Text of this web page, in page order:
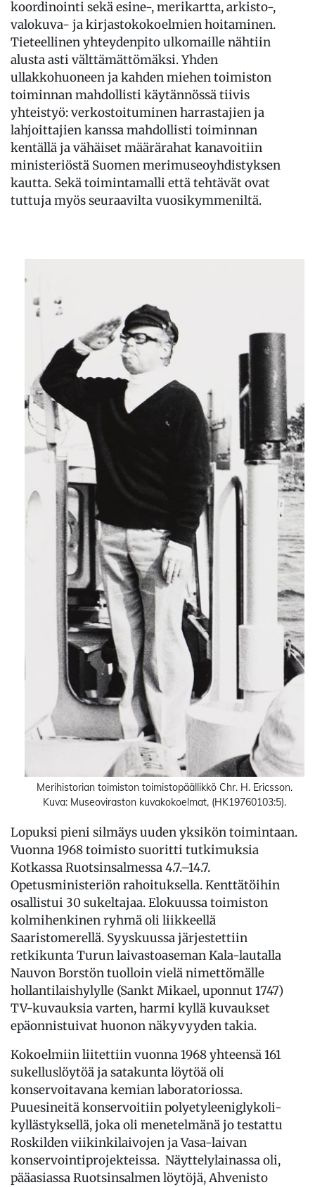
koordinointi sekä esine-, merikartta, arkisto-,
valokuva- ja kirjastokokoelmien hoitaminen.
Tieteellinen yhteydenpito ulkomaille nähtiin
alusta asti välttämättömäksi. Yhden
ullakkohuoneen ja kahden miehen toimiston
toiminnan mahdollisti käytännössä tiivis
yhteistyö: verkostoituminen harrastajien ja
lahjoittajien kanssa mahdollisti toiminnan
kentällä ja vähäiset määrärahat kanavoitiin
ministeriöstä Suomen merimuseoyhdistyksen
kautta. Sekä toimintamalli että tehtävät ovat
tuttuja myös seuraavilta vuosikymmeniltä.
Merihistorian toimiston toimistopäällikkö Chr. H. Ericsson.
Kuva: Museoviraston kuvakokoelmat, (HK19760103:5).
Lopuksi pieni silmäys uuden yksikön toimintaan.
Vuonna 1968 toimisto suoritti tutkimuksia
Kotkassa Ruotsinsalmessa 4.7.–14.7.
Opetusministeriön rahoituksella. Kenttätöihin
osallistui 30 sukeltajaa. Elokuussa toimiston
kolmihenkinen ryhmä oli liikkeellä
Saaristomerellä. Syyskuussa järjestettiin
retkikunta Turun laivastoaseman Kala-lautalla
Nauvon Borstön tuolloin vielä nimettömälle
hollantilaishylylle (Sankt Mikael, uponnut 1747)
TV-kuvauksia varten, harmi kyllä kuvaukset
epäonnistuivat huonon näkyvyyden takia.
Kokoelmiin liitettiin vuonna 1968 yhteensä 161
sukelluslöytöä ja satakunta löytöä oli
konservoitavana kemian laboratoriossa.
Puuesineitä konservoitiin polyetyleeniglykoli-
kyllästyksellä, joka oli menetelmänä jo testattu
Roskilden viikinkilaivojen ja Vasa-laivan
konservointiprojekteissa. Näyttelylainassa oli,
pääasiassa Ruotsinsalmen löytöjä, Ahvenisto